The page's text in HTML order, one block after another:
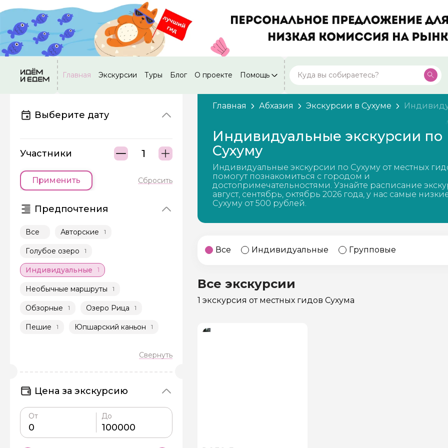
Главная Экскурсии Туры Блог О проекте Помощь
Москва
Россия
Калининград
Россия
Кисловодск
Россия
20 экскурсий
Дербент 17 экскурсий
Посмотреть все города
Выберите дату
Участники
Применить Сбросить
Предпочтения
Все Авторские 1
Голубое озеро 1
Индивидуальные 1
Необычные маршруты 1
Обзорные 1 Озеро Рица 1
Пешие 1 Юпшарский каньон 1
Цена за экскурсию
От До
Главная Абхазия Экскурсии в Сухуме
Индивидуальные экскурсии по
Сухуму
Индивидуальные экскурсии по Сухуму от местных
помогут познакомиться с городом и
достопримечательностями. Узнайте расписание
август, сентябрь, октябрь 2026 года, у нас самые
Сухуму от 500 рублей.
Все Индивидуальные Групповые
Все экскурсии
1 экскурсия от местных гидов Сухума